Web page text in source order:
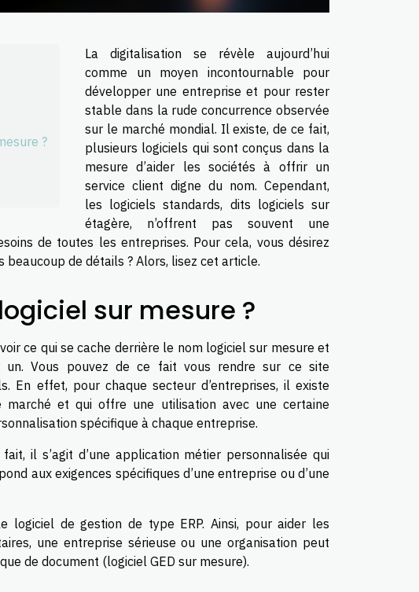
?
La digitalisation se révèle aujourd’hui
comme un moyen incontournable pour
développer une entreprise et pour rester
stable dans la rude concurrence observée
sur le marché mondial. Il existe, de ce fait,
plusieurs logiciels qui sont conçus dans la
mesure d’aider les sociétés à offrir un
service client digne du nom. Cependant,
les logiciels standards, dits logiciels sur
étagère, n’offrent pas souvent une
de toutes les entreprises. Pour cela, vous désirez
beaucoup de détails ? Alors, lisez cet article.
sur mesure ?
ce qui se cache derrière le nom logiciel sur mesure et
Vous pouvez de ce fait vous rendre sur ce site
En effet, pour chaque secteur d’entreprises, il existe
et qui offre une utilisation avec une certaine
spécifique à chaque entreprise.
il s’agit d’une application métier personnalisée qui
aux exigences spécifiques d’une entreprise ou d’une
logiciel de gestion de type ERP. Ainsi, pour aider les
une entreprise sérieuse ou une organisation peut
de document (logiciel GED sur mesure).